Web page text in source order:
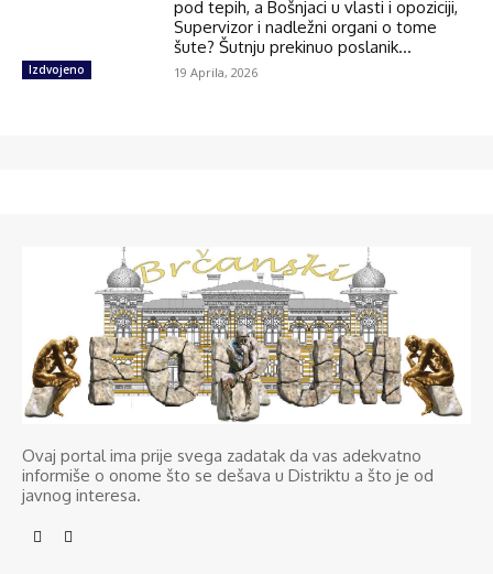
Izdvojeno
pod tepih, a Bošnjaci u vlasti i opoziciji,
Supervizor i nadležni organi o tome
šute? Šutnju prekinuo poslanik...
19 Aprila, 2026
Ovaj portal ima prije svega zadatak da vas adekvatno
informiše o onome što se dešava u Distriktu a što je od
javnog interesa.